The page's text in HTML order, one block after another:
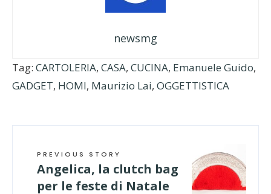
newsmg
Tag: CARTOLERIA, CASA, CUCINA, Emanuele Guido,
GADGET, HOMI, Maurizio Lai, OGGETTISTICA
PREVIOUS STORY
Angelica, la clutch bag
per le feste di Natale